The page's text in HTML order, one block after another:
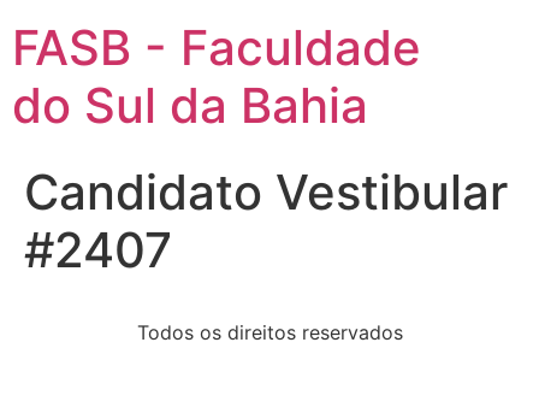
FASB - Faculdade
do Sul da Bahia
Candidato Vestibular
#2407
Todos os direitos reservados